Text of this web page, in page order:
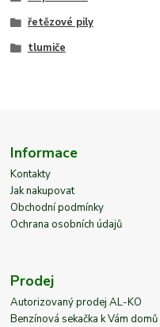
řetězové pily
tlumiče
Informace
Kontakty
Jak nakupovat
Obchodní podmínky
Ochrana osobních údajů
Prodej
Autorizovaný prodej AL-KO
Benzínová sekačka k Vám domů